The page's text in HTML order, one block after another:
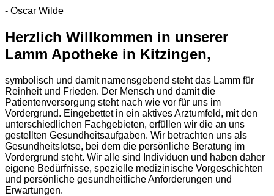
- Oscar Wilde
Herzlich Willkommen in unserer
Lamm Apotheke in Kitzingen,
symbolisch und damit namensgebend steht das Lamm für
Reinheit und Frieden. Der Mensch und damit die
Patientenversorgung steht nach wie vor für uns im
Vordergrund. Eingebettet in ein aktives Arztumfeld, mit den
unterschiedlichen Fachgebieten, erfüllen wir die an uns
gestellten Gesundheitsaufgaben. Wir betrachten uns als
Gesundheitslotse, bei dem die persönliche Beratung im
Vordergrund steht. Wir alle sind Individuen und haben daher
eigene Bedürfnisse, spezielle medizinische Vorgeschichten
und persönliche gesundheitliche Anforderungen und
Erwartungen.